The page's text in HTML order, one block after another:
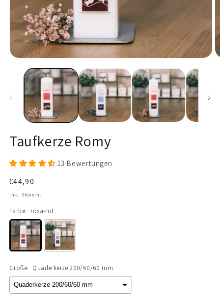
Modal
öffnen
Taufkerze Romy
13 Bewertungen
Normaler
Preis
€44,90
Inkl. Steuern.
Farbe: rosa-rot
Größe: Quaderkerze 200/60/60 mm